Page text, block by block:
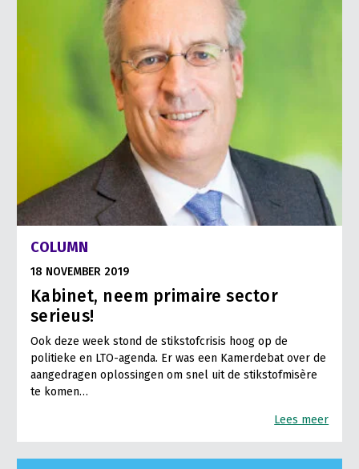
COLUMN
18 NOVEMBER 2019
Kabinet, neem primaire sector
serieus!
Ook deze week stond de stikstofcrisis hoog op de
politieke en LTO-agenda. Er was een Kamerdebat over de
aangedragen oplossingen om snel uit de stikstofmisère
te komen…
Lees meer